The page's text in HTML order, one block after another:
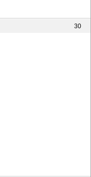
30